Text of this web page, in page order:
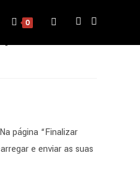
0 Toggle
Na página “Finalizar
e enviar as suas